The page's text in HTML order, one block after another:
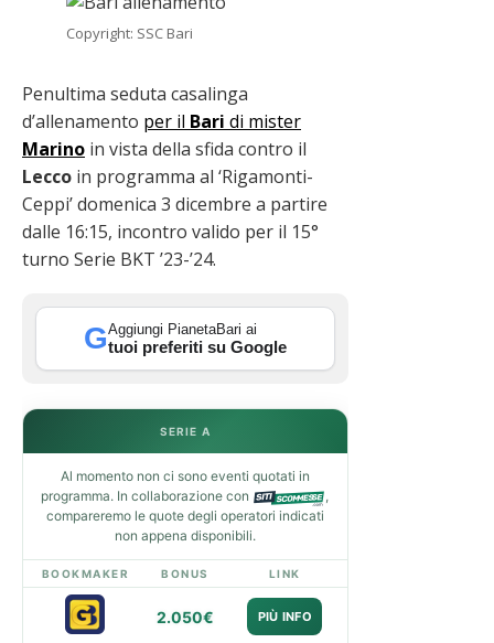
Copyright: SSC Bari
Penultima seduta casalinga
d’allenamento per il Bari di mister
Marino in vista della sfida contro il
Lecco in programma al ‘Rigamonti-
Ceppi’ domenica 3 dicembre a partire
dalle 16:15, incontro valido per il 15°
turno Serie BKT ’23-’24.
GAggiungi PianetaBari ai
tuoi preferiti su Google
SERIE A
Al momento non ci sono eventi quotati in
programma. In collaborazione con
,
compareremo le quote degli operatori indicati
non appena disponibili.
BOOKMAKER BONUS LINK
2.050€ PIÙ INFO